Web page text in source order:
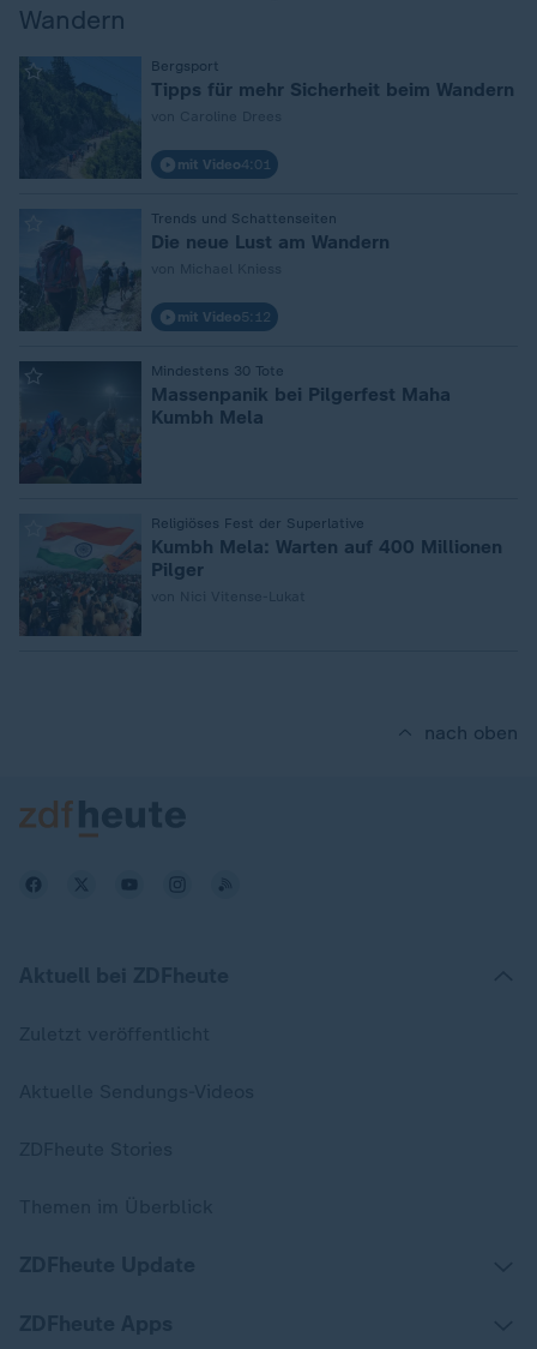
Wandern
Bergsport
Tipps für mehr Sicherheit beim Wandern
mit Video4:01
Trends und Schattenseiten
Die neue Lust am Wandern
mit Video5:12
Mindestens 30 Tote
Massenpanik bei Pilgerfest Maha
Kumbh Mela
Religiöses Fest der Superlative
Kumbh Mela: Warten auf 400 Millionen
Pilger
nach oben